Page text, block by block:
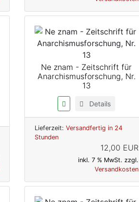
Ne znam - Zeitschrift für
Anarchismusforschung, Nr.
13
Details
Lieferzeit: Versandfertig in 24
Stunden
12,00 EUR
inkl. 7 % MwSt. zzgl.
Versandkosten